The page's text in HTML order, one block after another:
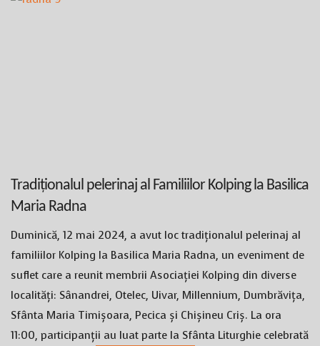
Tradiționalul pelerinaj al Familiilor Kolping la Basilica
Maria Radna
Duminică, 12 mai 2024, a avut loc tradiționalul pelerinaj al
familiilor Kolping la Basilica Maria Radna, un eveniment de
suflet care a reunit membrii Asociației Kolping din diverse
localități: Sânandrei, Otelec, Uivar, Millennium, Dumbrăvița,
Sfânta Maria Timișoara, Pecica și Chișineu Criș. La ora
11:00, participanții au luat parte la Sfânta Liturghie celebrată